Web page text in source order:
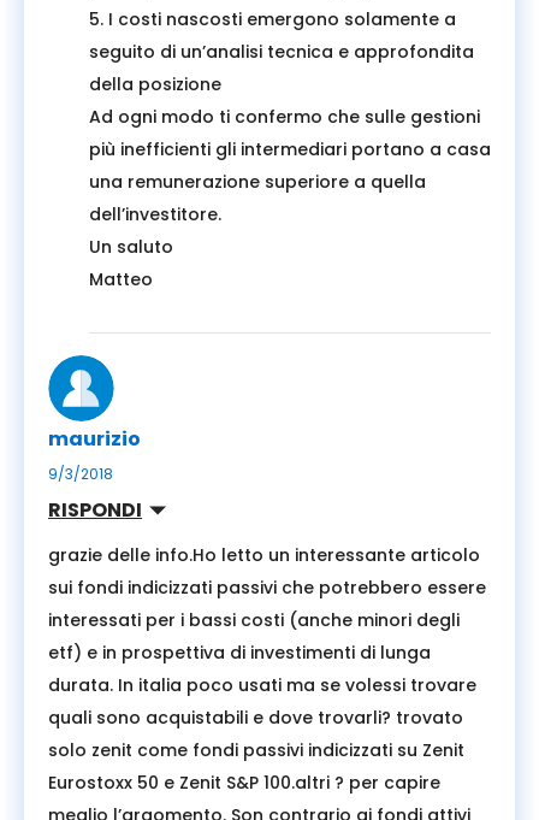
5. I costi nascosti emergono solamente a
seguito di un’analisi tecnica e approfondita
della posizione
Ad ogni modo ti confermo che sulle gestioni
più inefficienti gli intermediari portano a casa
una remunerazione superiore a quella
dell’investitore.
Un saluto
Matteo
maurizio
9/3/2018
RISPONDI
grazie delle info.Ho letto un interessante articolo
sui fondi indicizzati passivi che potrebbero essere
interessati per i bassi costi (anche minori degli
etf) e in prospettiva di investimenti di lunga
durata. In italia poco usati ma se volessi trovare
quali sono acquistabili e dove trovarli? trovato
solo zenit come fondi passivi indicizzati su Zenit
Eurostoxx 50 e Zenit S&P 100.altri ? per capire
meglio l’argomento. Son contrario ai fondi attivi